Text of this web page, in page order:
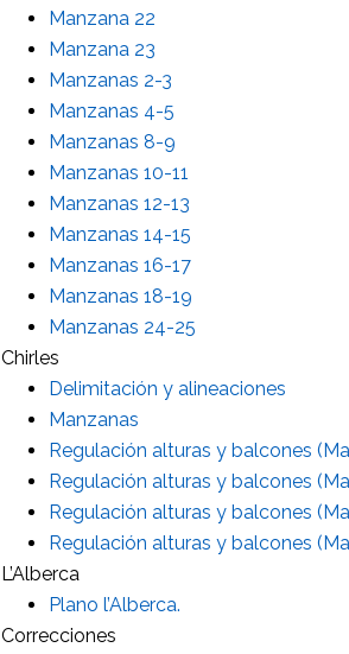
Manzana 22
Manzana 23
Manzanas 2-3
Manzanas 4-5
Manzanas 8-9
Manzanas 10-11
Manzanas 12-13
Manzanas 14-15
Manzanas 16-17
Manzanas 18-19
Manzanas 24-25
Chirles
Delimitación y alineaciones
Manzanas
Regulación alturas y balcones
Regulación alturas y balcones
Regulación alturas y balcones
Regulación alturas y balcones
L’Alberca
Plano l’Alberca.
Correcciones